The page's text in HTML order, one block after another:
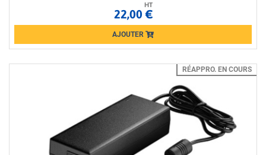
HT
22,00 €
AJOUTER
Loading...
RÉAPPRO. EN COURS